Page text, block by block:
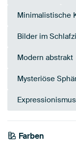
Minimalistische
Bilder im
Modern abstrakt
Mysteriöse
Farben
Anthrazit
Bronze